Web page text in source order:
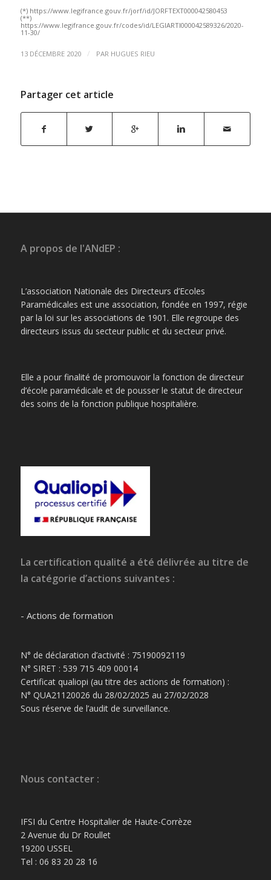
(*) https://www.legifrance.gouv.fr/jorf/id/JORFTEXT000042580453
(**)
https://www.legifrance.gouv.fr/codes/id/LEGIARTI000042589326/2020-
11-30/
13 DÉCEMBRE 2020 / PAR HUGUES RIEU
Partager cet article
A propos de l'ANdEP :
L’association Nationale des Directeurs d’Ecoles
Paramédicales est une association, fondée en 1997, régie
par la loi sur les associations de 1901. Elle regroupe des
directeurs issus du secteur public et du secteur privé.
Elle a pour finalité de promouvoir la fonction de directeur
d’école paramédicale et de pousser le statut de directeur
des soins de la fonction publique hospitalière.
La certification qualité a été délivrée au titre de
la catégorie d’actions suivantes :
- Actions de formation
N° de déclaration d’activité : 75190092119
N° SIRET : 539 715 409 00014
Certificat qualiopi (au titre des actions de formation) :
N° QUA21120026 du 28/02/2025 au 27/02/2028
Sous réserve de l’audit de surveillance.
Nous contacter :
IFSI du Centre Hospitalier de Haute-Corrèze
2 Avenue du Dr Roullet
19200 USSEL
Tel : 06 83 20 28 16